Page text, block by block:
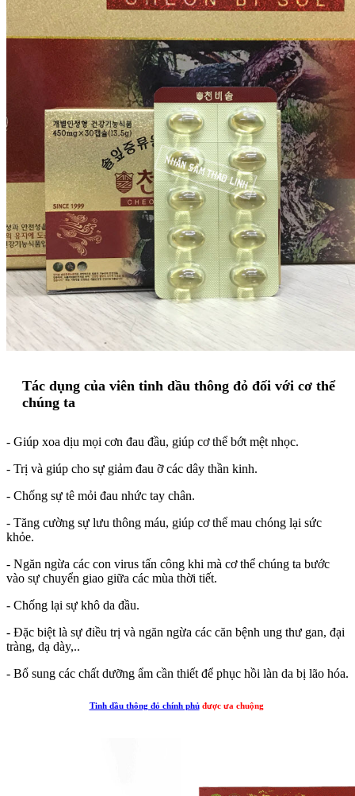
Tác dụng của viên tinh dầu thông đỏ đối với cơ thể
chúng ta
- Giúp xoa dịu mọi cơn đau đầu, giúp cơ thể bớt mệt nhọc.
- Trị và giúp cho sự giảm đau ỡ các dây thần kinh.
- Chống sự tê mỏi đau nhức tay chân.
- Tăng cường sự lưu thông máu, giúp cơ thể mau chóng lại sức
khỏe.
- Ngăn ngừa các con virus tấn công khi mà cơ thể chúng ta bước
vào sự chuyển giao giữa các mùa thời tiết.
- Chống lại sự khô da đầu.
- Đặc biệt là sự điều trị và ngăn ngừa các căn bệnh ung thư gan, đại
tràng, dạ dày,..
- Bổ sung các chất dưỡng ẩm cần thiết để phục hồi làn da bị lão hóa.
Tinh dầu thông đỏ chính phủđược ưa chuộng